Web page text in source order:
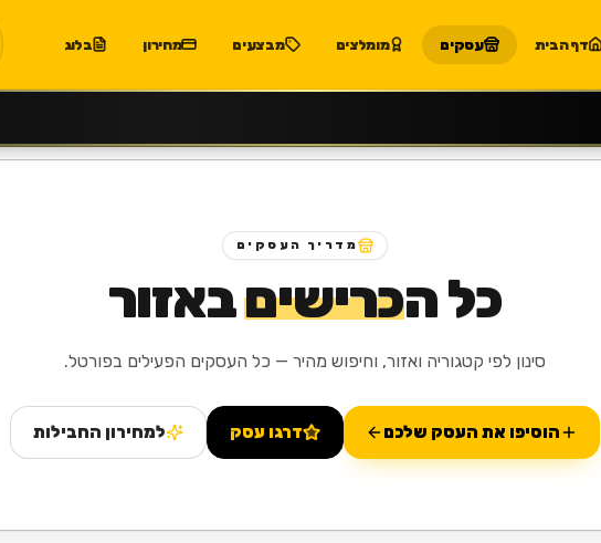
דף הבית עסקים מומלצים מבצעים מחירון בלוג
מדריך העסקים
כל הכרישיםבאזור
סינון לפי קטגוריה ואזור, וחיפוש מהיר — כל העסקים הפעילים בפורטל.
הוסיפו את העסק שלכם דרגו עסק למחירון החבילות